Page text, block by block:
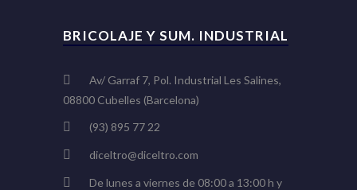
BRICOLAJE Y SUM. INDUSTRIAL
Av/ Garraf 7, Pol. Industrial Les Salines,
08800 Cubelles (Barcelona)
(93) 895 77 22
diceltro@diceltro.com
De lunes a viernes de 08:00 a 13:00 h y